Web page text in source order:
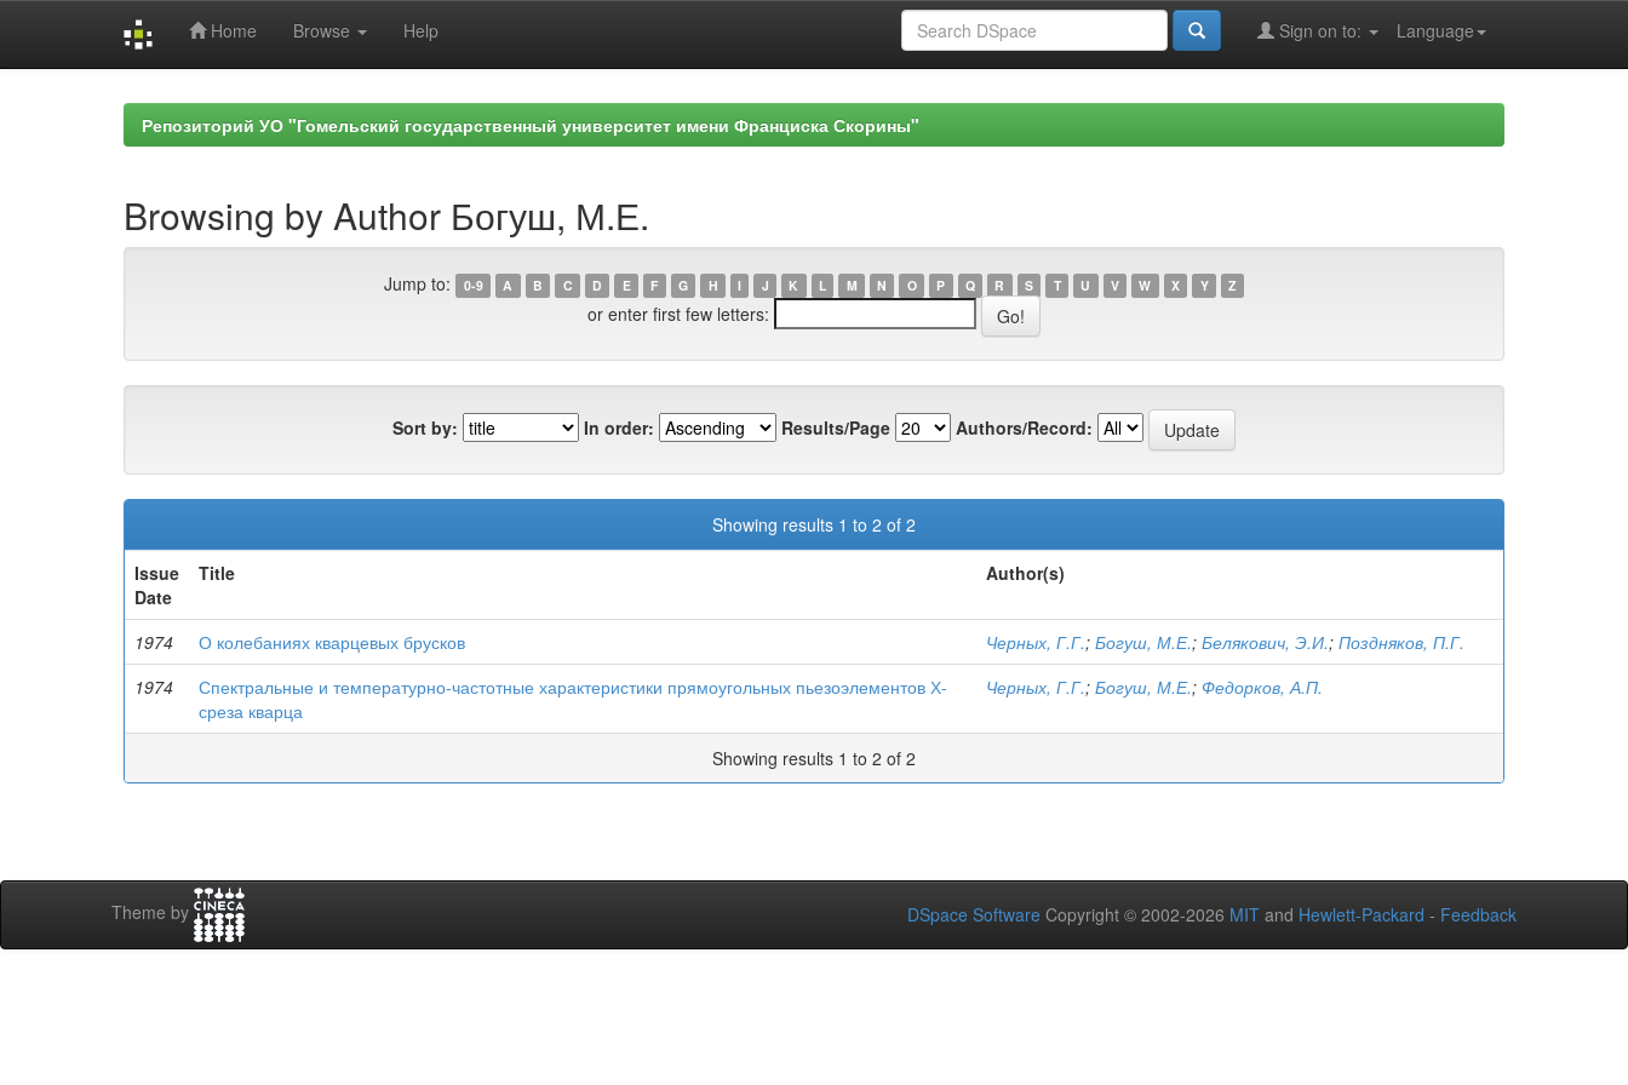
Home Browse Help Language
Sign on to:
Репозиторий УО "Гомельский государственный университет имени Франциска Скорины"
Browsing by Author Богуш, М.Е.
Jump to: 0-9 A B C D E F G H I J K L M N O P Q R S T U V W X Y Z
or enter first few letters:
Sort by: In order: Results/Page Authors/Record:
Showing results 1 to 2 of 2
Issue
Date
Title Author(s)
1974 О колебаниях кварцевых брусков Черных, Г.Г.; Богуш, М.Е.; Белякович, Э.И.; Поздняков, П.Г.
1974
Спектральные и температурно-частотные характеристики прямоугольных пьезоэлементов Х-
среза кварца
Черных, Г.Г.; Богуш, М.Е.; Федорков, А.П.
Showing results 1 to 2 of 2
Theme by DSpace Software Copyright © 2002-2026 MIT and Hewlett-Packard - Feedback